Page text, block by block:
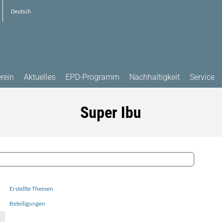
Deutsch
Aktuelles EPD-Programm Nachhaltigkeit Service
Super Ibu
Erstellte Themen
Beteiligungen